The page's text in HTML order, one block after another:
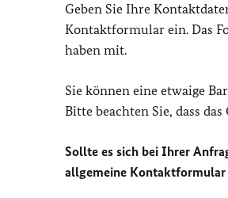
Geben Sie Ihre
Kontaktformular ein. Das
haben mit.
Sie können eine etwaige
Bitte beachten Sie, dass
Sollte es sich bei Ihrer
allgemeine Kontaktformular